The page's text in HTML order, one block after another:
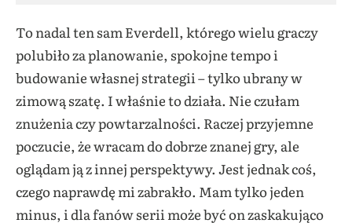
To nadal ten sam Everdell, którego wielu graczy
polubiło za planowanie, spokojne tempo i
budowanie własnej strategii – tylko ubrany w
zimową szatę. I właśnie to działa. Nie czułam
znużenia czy powtarzalności. Raczej przyjemne
poczucie, że wracam do dobrze znanej gry, ale
oglądam ją z innej perspektywy. Jest jednak coś,
czego naprawdę mi zabrakło. Mam tylko jeden
minus, i dla fanów serii może być on zaskakująco